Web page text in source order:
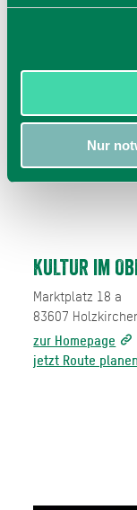
Nur
KULTUR im
Marktplatz 18 a
83607
zur Homepage
jetzt Route planen